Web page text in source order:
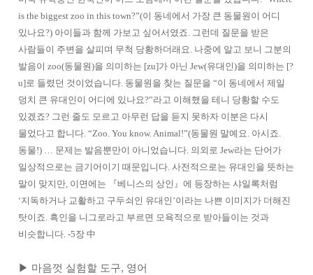
is the biggest zoo in this town?”(이 동네에서 가장 큰 동물원이 어디
있나요?) 아이들과 함께 가보고 싶어서였죠. 그런데 질문을 받은
사람들이 주변을 살피며 무척 당황하더래요. 나중에 알고 보니 그분의
발음이 zoo(동물원)을 의미하는 [zu]가 아닌 Jew(유대인)을 의미하는 [?
u]로 들렸던 것이었습니다. 동물원을 찾는 질문을 “이 동네에서 제일
덩치 큰 유대인이 어디에 있나요?”라고 이해했을 테니 당황할 수도
있겠죠? 그런 줄도 모르고 아무런 답을 듣지 못하자 이분은 다시
물었다고 합니다. “Zoo. You know. Animal!”(동물원 말예요. 아시죠.
동물!) … 문제는 발음뿐만이 아니었습니다. 의외로 Jew라는 단어가
일상적으로는 금기어이기 때문입니다. 사전적으로는 유대인을 뜻하는
말이 맞지만, 이면에는 『베니스의 상인』에 등장하는 샤일록처럼
‘지독하거나 교활하고 구두쇠인 유대인’이라는 나쁜 이미지가 더해진
탓이죠. 흑인을 니그로라고 부르면 모욕적으로 받아들이는 것과
비슷합니다. -5장 中
▶ 마음껏 실험할 도구, 영어